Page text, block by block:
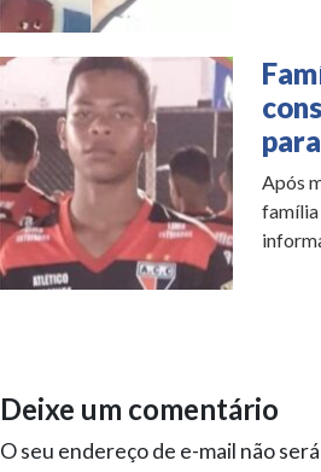
Após
família
Deixe um comentário
O seu endereço de e-mail não